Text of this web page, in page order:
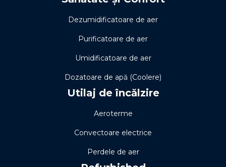
Dezumidificatoare de aer
Purificatoare de aer
Umidificatoare de aer
Dozatoare de apă (Coolere)
Utilaj de încălzire
Aeroterme
Convectoare electrice
Perdele de aer